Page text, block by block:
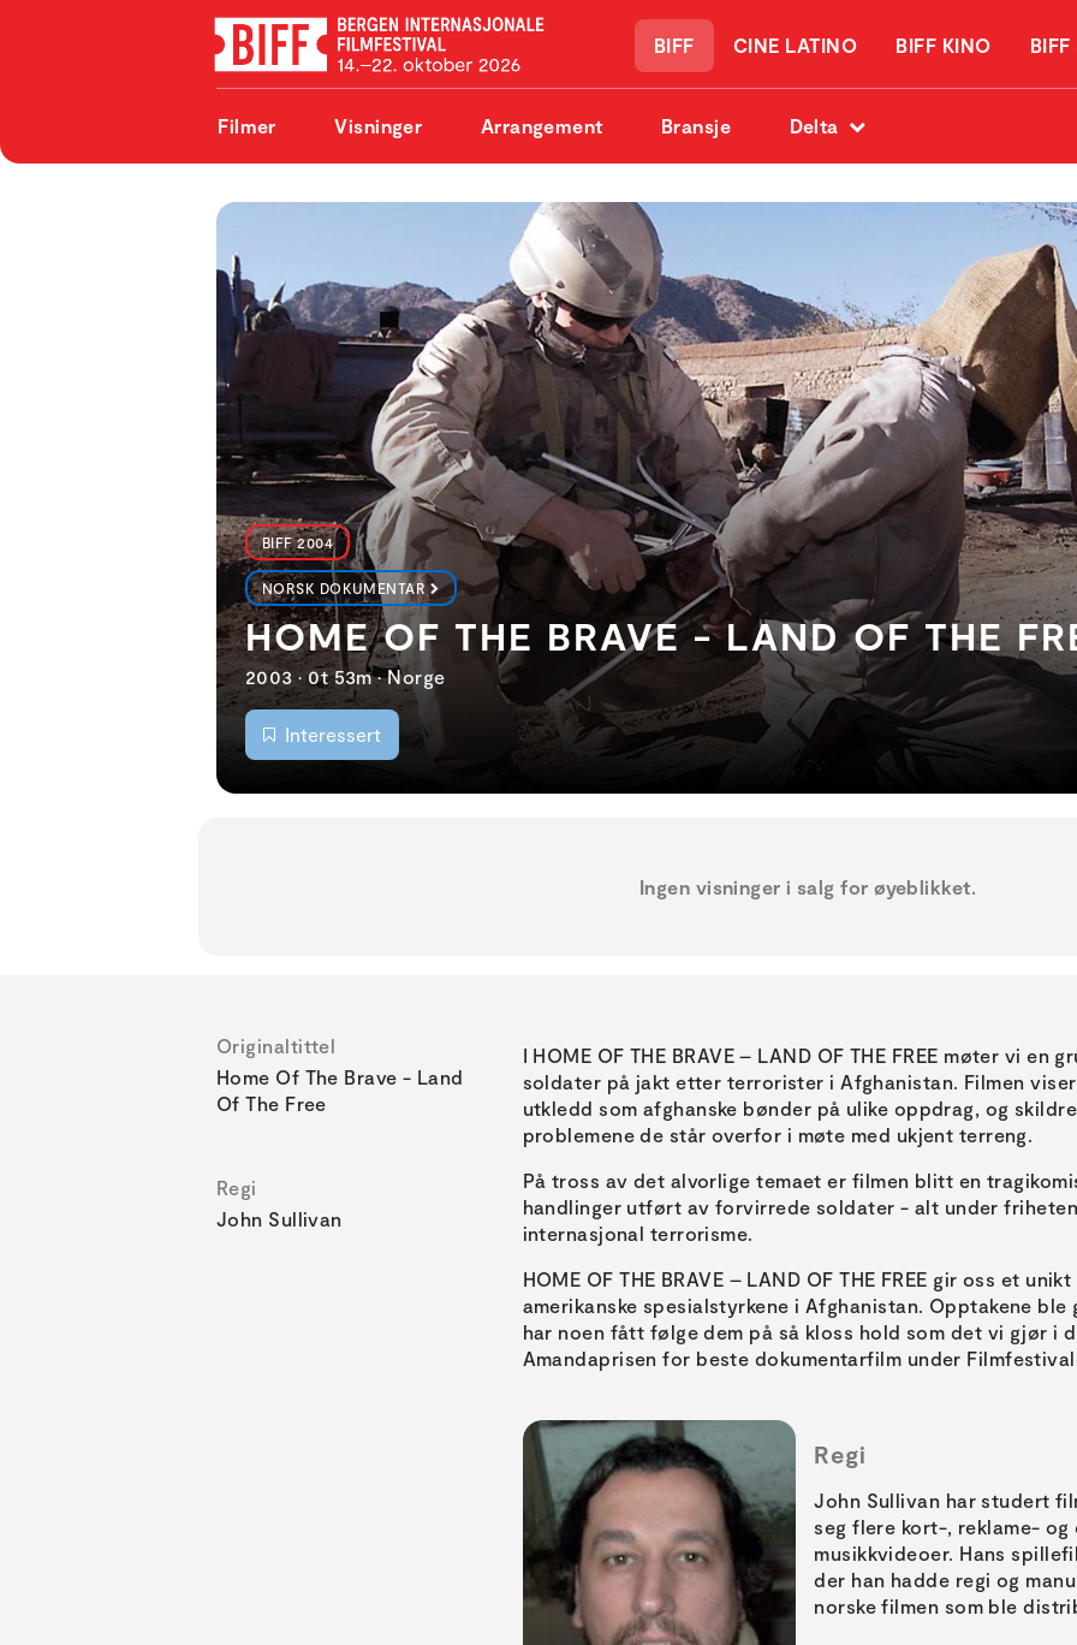
BIFF CINE LATINO BIFF KINO BIFF
Filmer Visninger Arrangement Bransje Delta
BIFF 2004
NORSK DOKUMENTAR
HOME OF THE BRAVE - LAND OF THE
2003 • 0t 53m • Norge
Interessert
Ingen visninger i salg for øyeblikket.
Originaltittel
Home Of The Brave - Land
Of The Free
Regi
John Sullivan
I HOME OF THE BRAVE – LAND OF THE FREE møter vi en
soldater på jakt etter terrorister i Afghanistan. Filmen
utkledd som afghanske bønder på ulike oppdrag, og
problemene de står overfor i møte med ukjent terreng.
På tross av det alvorlige temaet er filmen blitt en
handlinger utført av forvirrede soldater - alt under
internasjonal terrorisme.
HOME OF THE BRAVE – LAND OF THE FREE gir oss et
amerikanske spesialstyrkene i Afghanistan. Opptakene
har noen fått følge dem på så kloss hold som det vi gjør i
Amandaprisen for beste dokumentarfilm under
Regi
John Sullivan har studert
seg flere kort-, reklame-
musikkvideoer. Hans
der han hadde regi og
norske filmen som ble